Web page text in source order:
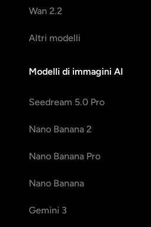
Wan 2.2
Altri modelli
Modelli di immagini AI
Seedream 5.0 Pro
Nano Banana 2
Nano Banana Pro
Nano Banana
Gemini 3